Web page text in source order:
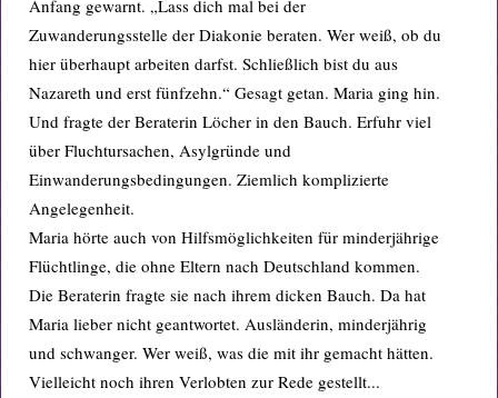
Anfang gewarnt. „Lass dich mal bei der
Zuwanderungsstelle der Diakonie beraten. Wer weiß, ob du
hier überhaupt arbeiten darfst. Schließlich bist du aus
Nazareth und erst fünfzehn.“ Gesagt getan. Maria ging hin.
Und fragte der Beraterin Löcher in den Bauch. Erfuhr viel
über Fluchtursachen, Asylgründe und
Einwanderungsbedingungen. Ziemlich komplizierte
Angelegenheit.
Maria hörte auch von Hilfsmöglichkeiten für minderjährige
Flüchtlinge, die ohne Eltern nach Deutschland kommen.
Die Beraterin fragte sie nach ihrem dicken Bauch. Da hat
Maria lieber nicht geantwortet. Ausländerin, minderjährig
und schwanger. Wer weiß, was die mit ihr gemacht hätten.
Vielleicht noch ihren Verlobten zur Rede gestellt...